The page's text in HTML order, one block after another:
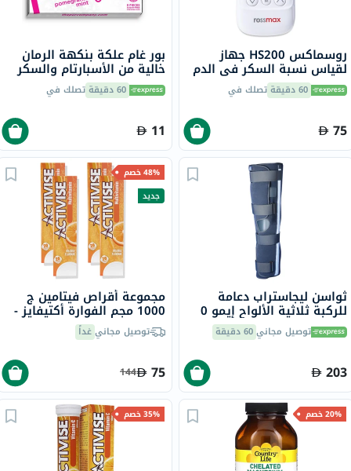
روسماكس HS200 جهاز
لقياس نسبة السكر في الدم
مع شرائط للتحكم في مرض
السكري60 دقيقة تصلك في
75
بور غام علكة بنكهة الرمان
خالية من الأسبارتام والسكر
مع إكسيليتول، 9 قطع
60 دقيقة تصلك في
11
ثواسن ليجاستراب دعامة
للركبة ثلاثية الألواح إيمو 0
درجة، متوسط ​​الارتفاع 50 سم
توصيل مجاني60 دقيقة
203
48% خصم
جديد
مجموعة أقراص فيتامين ج
1000 مجم الفوارة أكتيفايز -
4 × 20 قرص توصيل مجانيغداً
75
144
20% خصم 35% خصم